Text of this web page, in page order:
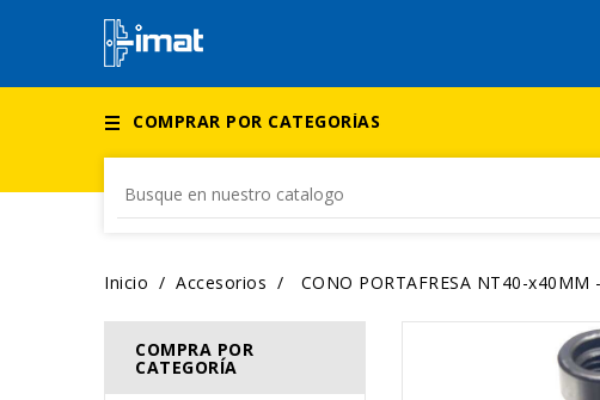
COMPRAR POR CATEGORÍAS
Inicio Accesorios CONO PORTAFRESA NT40-x40MM
COMPRA POR
CATEGORÍA